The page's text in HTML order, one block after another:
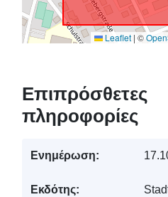
Leaflet | ©
Επιπρόσθετες
πληροφορίες
Ενημέρωση:
Εκδότης: